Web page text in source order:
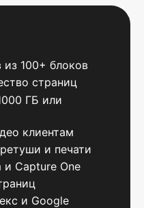
из 100+ блоков
страниц
ГБ или
клиентам
и печати
и Capture One
и Google